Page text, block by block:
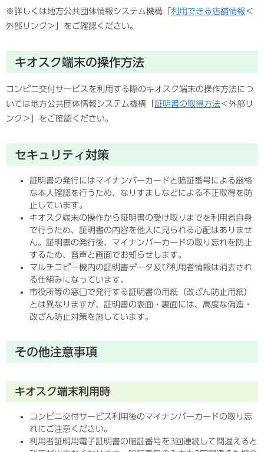
※詳しくは地方公共団体情報システム機構「 利用できる店舗情報 ＜
外部リンク＞
」をご確認ください。
キオスク端末の操作方法
コンビニ交付サービスを利用する際のキオスク端末の操作方法につ
いては地方公共団体情報システム機構「 証明書の取得方法＜外部リ
ンク＞
」をご確認ください。
セキュリティ対策
証明書の発行にはマイナンバーカードと暗証番号による厳格
な本人確認を行うため、なりすましなどによる不正取得を防
止しています。
キオスク端末の操作から証明書の受け取りまでを利用者自身
で行うため、証明書の内容を他人に見られる心配はありませ
ん。証明書の発行後、マイナンバーカードの取り忘れを防止
するため、音声と画面でお知らせします。
マルチコピー機内の証明書データ及び利用者情報は消去され
る仕組みになっています。
市役所等の窓口で発行する証明書の用紙（改ざん防止用紙）
とは異なりますが、証明書の表面・裏面には、高度な偽造・
改ざん防止対策を施しています。
その他注意事項
キオスク端末利用時
コンビニ交付サービス利用後のマイナンバーカードの取り忘
れにご注意ください。
利用者証明用電子証明書の暗証番号を3回連続して間違えると